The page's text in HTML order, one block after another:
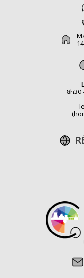
8h30